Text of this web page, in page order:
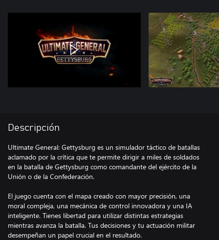
Descripción
Ultimate General: Gettysburg es un simulador táctico de batallas
aclamado por la crítica que te permite dirigir a miles de soldados
en la batalla de Gettysburg como comandante del ejército de la
Unión o de la Confederación.
El juego cuenta con el mapa creado con mayor precisión, una
moral compleja, una mecánica de control innovadora y una IA
inteligente. Tienes libertad para utilizar distintas estrategias
mientras avanza la batalla. Tus decisiones y tu actuación militar
desempeñan un papel crucial en el resultado.